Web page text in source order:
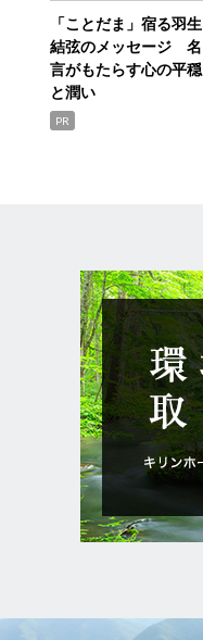
「ことだま」宿る羽生
結弦のメッセージ 名
言がもたらす心の平穏
と潤い
PR